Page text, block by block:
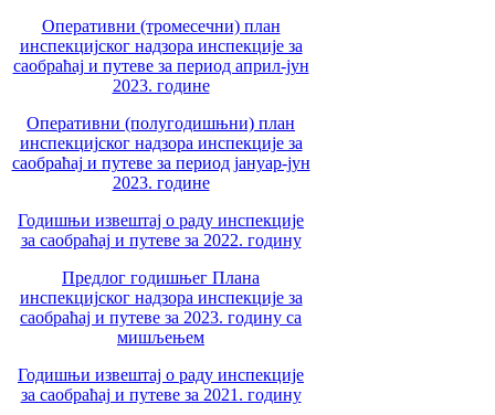
Оперативни (тромесечни) план
инспекцијског надзора инспекције за
саобраћај и путеве за период април-јун
2023. године
Оперативни (полугодишњни) план
инспекцијског надзора инспекције за
саобраћај и путеве за период јануар-јун
2023. године
Годишњи извештај о раду инспекције
за саобраћај и путеве за 2022. годину
Предлог годишњег Плана
инспекцијског надзора инспекције за
саобраћај и путеве за 2023. годину са
мишљењем
Годишњи извештај о раду инспекције
за саобраћај и путеве за 2021. годину